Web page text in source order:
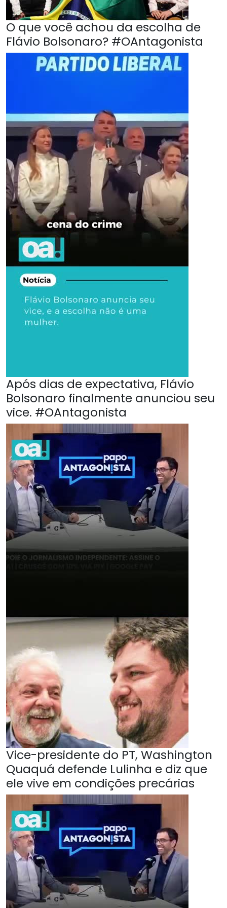
O que você achou da escolha de
Flávio Bolsonaro? #OAntagonista
Após dias de expectativa, Flávio
Bolsonaro finalmente anunciou seu
vice. #OAntagonista
Vice-presidente do PT, Washington
Quaquá defende Lulinha e diz que
ele vive em condições precárias